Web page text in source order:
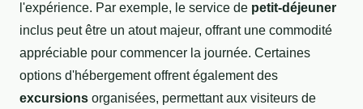
l'expérience. Par exemple, le service de petit-déjeuner
inclus peut être un atout majeur, offrant une commodité
appréciable pour commencer la journée. Certaines
options d'hébergement offrent également des
excursions organisées, permettant aux visiteurs de